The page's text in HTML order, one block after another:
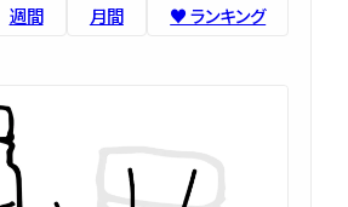
週間 月間 ♥️ ランキング